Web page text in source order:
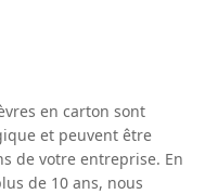
en carton sont
et peuvent être
de votre entreprise. En
de 10 ans, nous